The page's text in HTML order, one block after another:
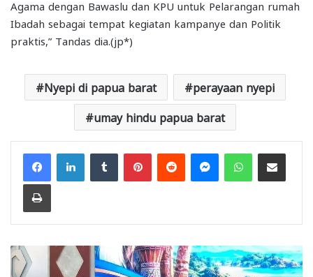
Agama dengan Bawaslu dan KPU untuk Pelarangan rumah
Ibadah sebagai tempat kegiatan kampanye dan Politik
praktis,” Tandas dia.(jp*)
Nyepi di papua barat perayaan nyepi
umay hindu papua barat
FacebookLinkedInTumblr PinterestReddit MessengerWhatsAppShare via Email
Print